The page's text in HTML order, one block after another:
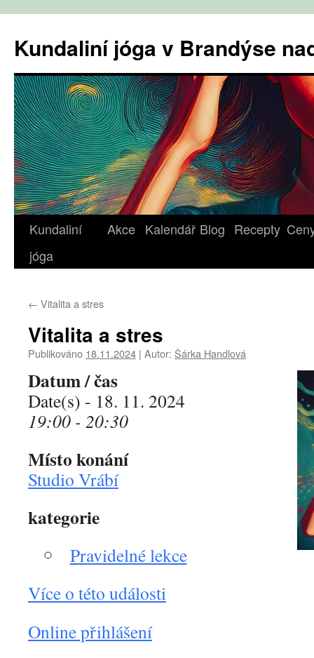
obsahu
webu
Kundaliní jóga v Brandýse
Kundaliní
jóga
Akce Kalendář Blog Recepty
← Vitalita a stres
Vitalita a stres
Publikováno 18.11.2024 | Autor: Šárka Handlová
Datum / čas
Date(s) - 18. 11. 2024
19:00 - 20:30
Místo konání
Studio Vrábí
kategorie
Pravidelné lekce
Více o této události
Online přihlášení